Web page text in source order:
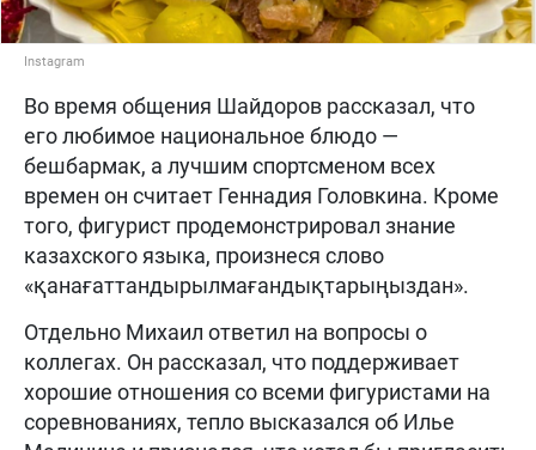
Instagram
Во время общения Шайдоров рассказал, что
его любимое национальное блюдо —
бешбармак, а лучшим спортсменом всех
времен он считает Геннадия Головкина. Кроме
того, фигурист продемонстрировал знание
казахского языка, произнеся слово
«қанағаттандырылмағандықтарыңыздан».
Отдельно Михаил ответил на вопросы о
коллегах. Он рассказал, что поддерживает
хорошие отношения со всеми фигуристами на
соревнованиях, тепло высказался об Илье